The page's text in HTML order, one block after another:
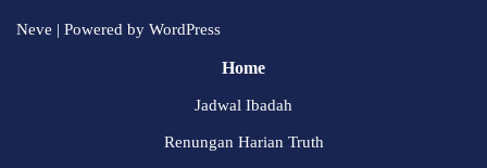
Neve | Powered by WordPress
Home
Jadwal Ibadah
Renungan Harian Truth